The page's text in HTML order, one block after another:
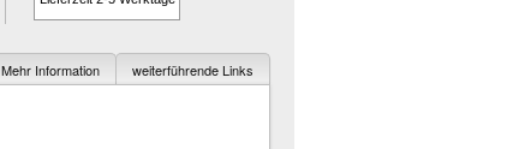
Mehr Information weiterführende Links